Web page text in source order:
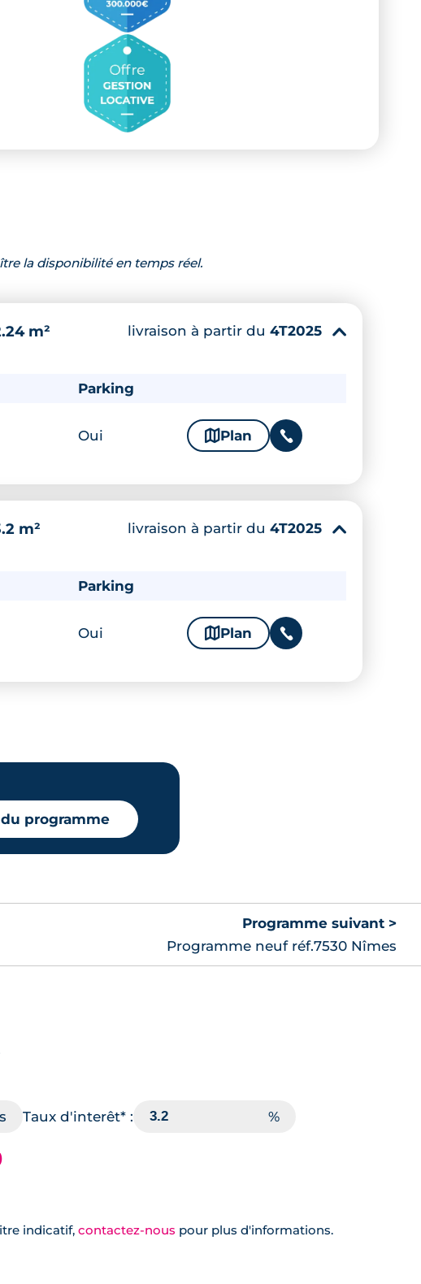
la disponibilité en temps réel.
m² livraison à partir du 4T2025 ▾
Parking
Oui 🗞 Plan 📞
m² livraison à partir du 4T2025 ▾
Parking
Oui 🗞 Plan 📞
programme
Programme suivant >
Programme neuf réf.7530 Nîmes
Taux d'interêt* :
indicatif, contactez-nous pour plus d'informations.